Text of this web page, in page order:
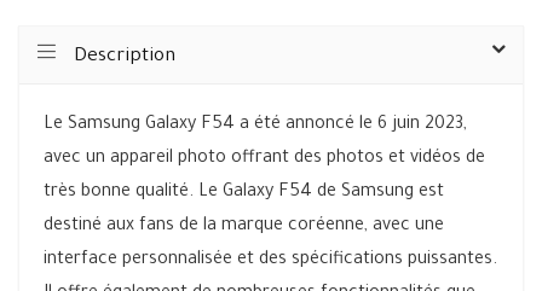
Description
Le Samsung Galaxy F54 a été annoncé le 6 juin 2023,
avec un appareil photo offrant des photos et vidéos de
très bonne qualité. Le Galaxy F54 de Samsung est
destiné aux fans de la marque coréenne, avec une
interface personnalisée et des spécifications puissantes.